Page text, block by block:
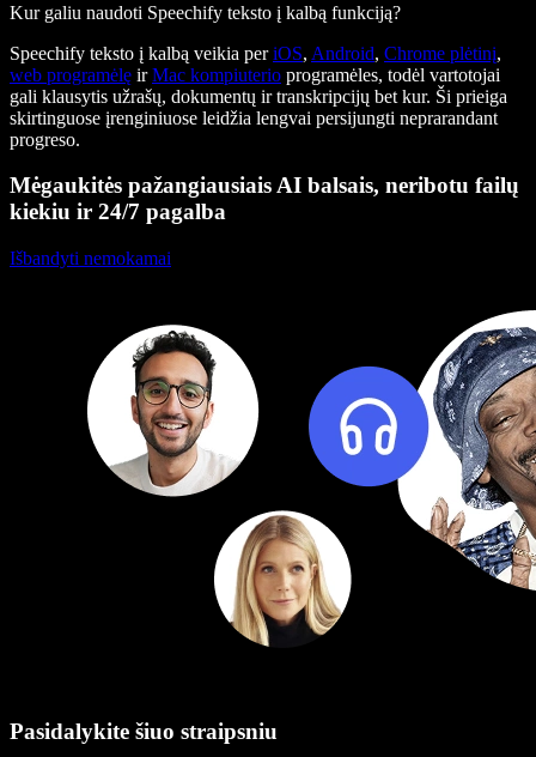
Kur galiu naudoti Speechify teksto į kalbą funkciją?
Speechify teksto į kalbą veikia periOS, Android, Chrome plėtinį,
web programėlę irMac kompiuterio programėles, todėl vartotojai
gali klausytis užrašų, dokumentų ir transkripcijų bet kur. Ši prieiga
skirtinguose įrenginiuose leidžia lengvai persijungti neprarandant
progreso.
Mėgaukitės pažangiausiais AI balsais, neribotu failų
kiekiu ir 24/7 pagalba
Išbandyti nemokamai
Pasidalykite šiuo straipsniu